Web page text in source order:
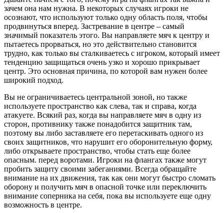
зачем она нам нужна. В некоторых случаях игроки не
осознают, что используют только одну область поля, чтобы
продвинуться вперед. Застревание в центре – самый
значимый показатель этого. Вы направляете мяч к центру и
пытаетесь прорваться, но это действительно становится
трудно, как только вы сталкиваетесь с игроком, который имеет
тенденцию защищаться очень узко и хорошо прикрывает
центр. Это основная причина, по которой вам нужен более
широкий подход.
Вы не ограничиваетесь центральной зоной, но также
используете пространство как слева, так и справа, когда
атакуете. Всякий раз, когда вы направляете мяч в одну из
сторон, противнику также понадобится защитник там,
поэтому вы либо заставляете его перетаскивать одного из
своих защитников, что нарушит его оборонительную форму,
либо открываете пространство, чтобы стать еще более
опасным. перед воротами. Игроки на флангах также могут
пробить защиту своими забеганиями. Всегда обращайте
внимание на их движения, так как они могут быстро сломать
оборону и получить мяч в опасной точке или переключить
внимание соперника на себя, пока вы используете еще одну
возможность в центре.